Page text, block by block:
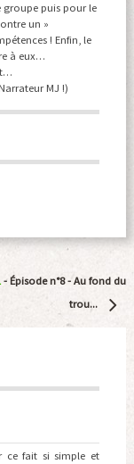
groupe puis pour le
un »
! Enfin, le
à eux…
MJ !)
- Épisode n°8 -Au fond du
trou...
ce fait si simple et